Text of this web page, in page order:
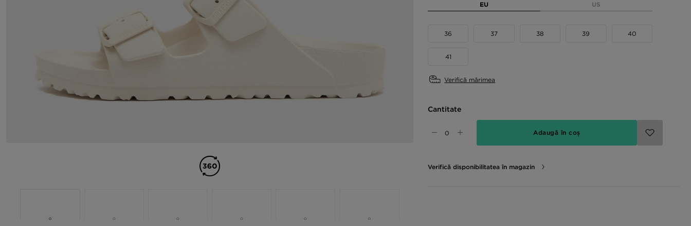
EU US
36 37 38 39 40
41
Verifică mărimea
Cantitate
Adaugă în coș
Verifică disponibilitatea în magazin